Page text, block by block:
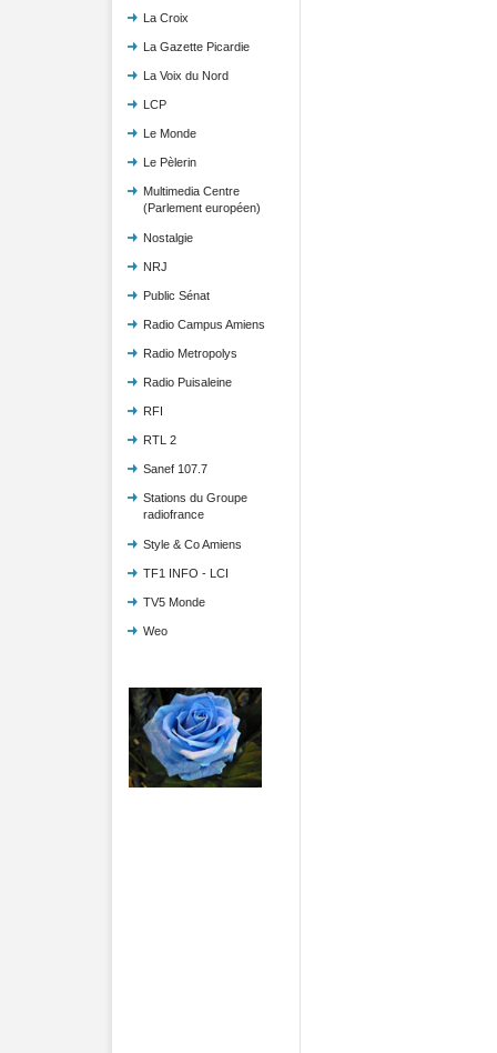
La Croix
La Gazette Picardie
La Voix du Nord
LCP
Le Monde
Le Pèlerin
Multimedia Centre
(Parlement européen)
Nostalgie
NRJ
Public Sénat
Radio Campus Amiens
Radio Metropolys
Radio Puisaleine
RFI
RTL 2
Sanef 107.7
Stations du Groupe
radiofrance
Style & Co Amiens
TF1 INFO - LCI
TV5 Monde
Weo